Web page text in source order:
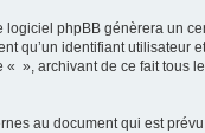
phpBB génèrera un
qu’un identifiant
archivant de ce fait tous
au document qui est